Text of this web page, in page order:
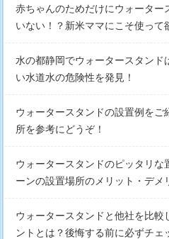
赤ちゃんのためだけにウォーター
いない！？新米ママにこそ使って
水の都静岡でウォータースタンド
い水道水の危険性を発見！
ウォータースタンドの設置例をご
所を参考にどうぞ！
ウォータースタンドのピッタリな
ーンの設置場所のメリット・デメ
ウォータースタンドと他社を比較
ントとは？後悔する前に必ずチェ